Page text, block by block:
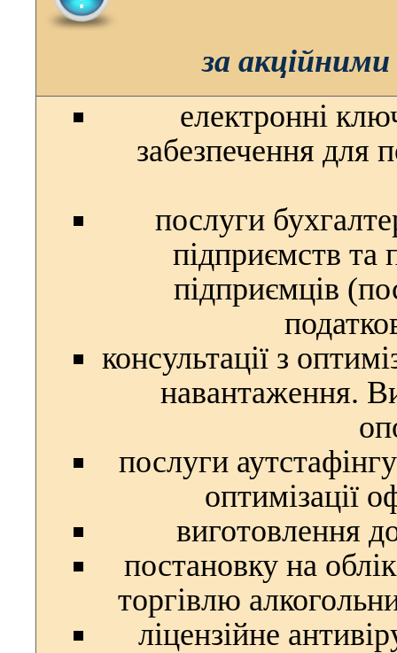
за
електронні
забезпечення для
послуги
підприємств та
підприємців
консультації з
навантаження.
послуги
оптимізації
виготовлення
постановку на
торгівлю
ліцензійне